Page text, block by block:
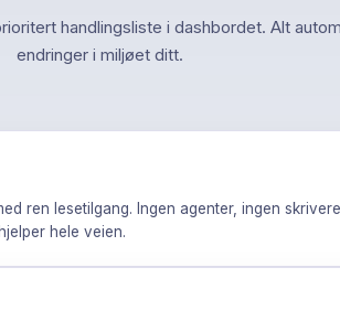
handlingsliste i dashbordet. Alt
endringer i miljøet ditt.
ren lesetilgang. Ingen agenter, ingen
hele veien.